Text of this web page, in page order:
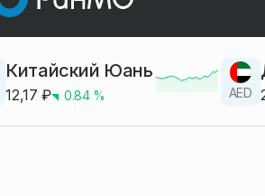
Китайский Юань
12,17 ₽ 0.84% AED